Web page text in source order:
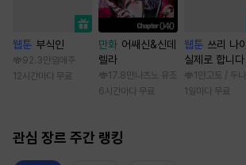
웹툰 부식인
92.3만 임애주
12시간마다 무료
만화 어쌔신&신데
렐라
17.8만 나츠노 유조
6시간마다 무료
웹툰 쓰리 나
실제로 합니다
1만 고토 / 두나
1일마다 무료
관심 장르 주간 랭킹